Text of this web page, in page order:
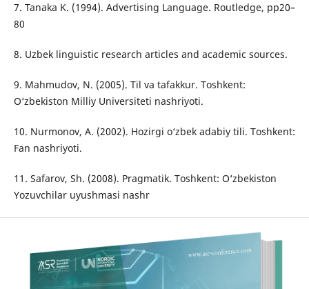
7. Tanaka K. (1994). Advertising Language. Routledge, pp20–
80
8. Uzbek linguistic research articles and academic sources.
9. Mahmudov, N. (2005). Til va tafakkur. Toshkent:
O‘zbekiston Milliy Universiteti nashriyoti.
10. Nurmonov, A. (2002). Hozirgi o‘zbek adabiy tili. Toshkent:
Fan nashriyoti.
11. Safarov, Sh. (2008). Pragmatik. Toshkent: O‘zbekiston
Yozuvchilar uyushmasi nashr